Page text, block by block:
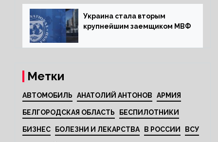
Украина стала вторым
крупнейшим заемщиком МВФ
Метки
АВТОМОБИЛЬ АНАТОЛИЙ АНТОНОВ АРМИЯ
БЕЛГОРОДСКАЯ ОБЛАСТЬ БЕСПИЛОТНИКИ
БИЗНЕС БОЛЕЗНИ И ЛЕКАРСТВА В РОССИИ ВСУ